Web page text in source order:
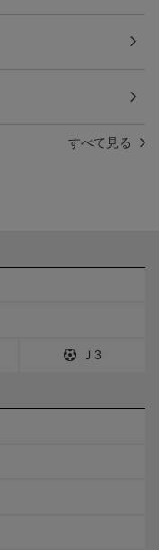
すべて見る
Ｊ3